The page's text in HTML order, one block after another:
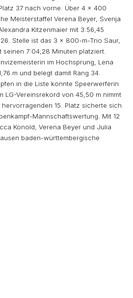
37 nach vorne. Über 4 x 400
Meisterstaffel Verena Beyer, Svenja
Kitzenmaier mit 3:56,45
Stelle ist das 3 x 800-m-Trio Saur,
seinen 7:04,28 Minuten platziert.
im Hochsprung, Lena
m und belegt damit Rang 34.
in die Liste konnte Speerwerferin
LG-Vereinsrekord von 45,50 m nimmt
15. Platz sicherte sich
Mannschaftswertung. Mit 12
Konold, Verena Beyer und Julia
baden-württembergische